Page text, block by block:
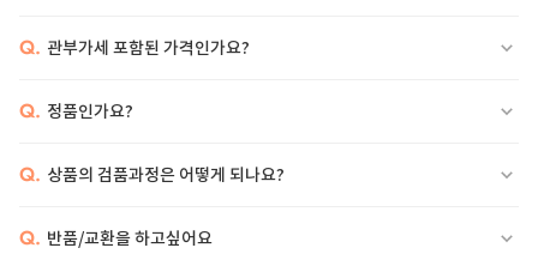
Q. 관부가세 포함된 가격인가요?
Q. 정품인가요?
Q. 상품의 검품과정은 어떻게 되나요?
Q. 반품/교환을 하고싶어요